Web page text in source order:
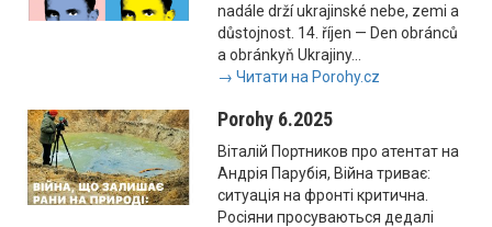
nadále drží ukrajinské nebe, zemi a
důstojnost. 14. říjen — Den obránců
a obránkyň Ukrajiny...
→ Читати на Porohy.cz
Porohy 6.2025
Віталій Портников про атентат на
Андрія Парубія, Війна триває:
ситуація на фронті критична.
Росіяни просуваються дедалі